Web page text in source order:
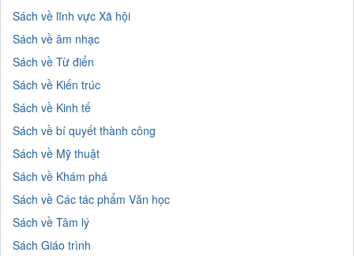
Sách về lĩnh vực Xã hội
Sách về âm nhạc
Sách về Từ điển
Sách về Kiến trúc
Sách về Kinh tế
Sách về bí quyết thành công
Sách về Mỹ thuật
Sách về Khám phá
Sách về Các tác phẩm Văn học
Sách về Tâm lý
Sách Giáo trình